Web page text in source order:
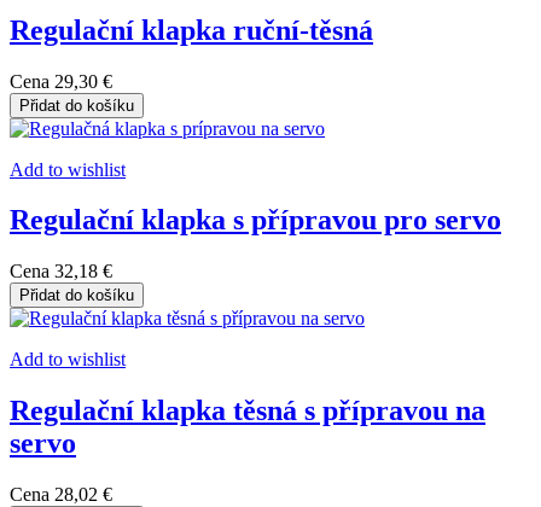
Regulační klapka ruční-těsná
Cena 29,30 €
Přidat do košíku
Add to wishlist
Regulační klapka s přípravou pro servo
Cena 32,18 €
Přidat do košíku
Add to wishlist
Regulační klapka těsná s přípravou na
servo
Cena 28,02 €